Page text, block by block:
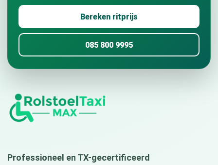
Bereken ritprijs
085 800 9995
Professioneel en TX-gecertificeerd